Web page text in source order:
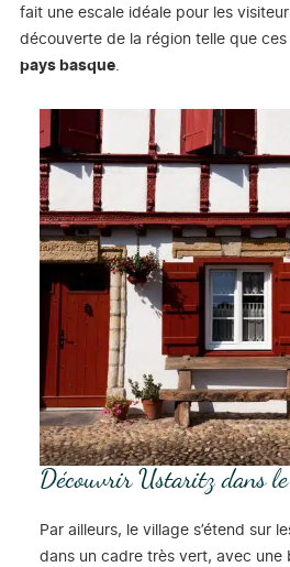
fait une escale idéale pour les
découverte de la région telle que ces
pays basque.
Découvrir Ustaritz dans le
Par ailleurs, le village s’étend sur
dans un cadre très vert, avec une